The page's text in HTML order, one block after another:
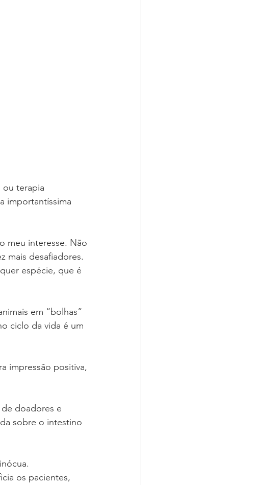
terapia
importantíssima
meu interesse. Não
mais desafiadores.
espécie, que é
em “bolhas”
ciclo da vida é um
impressão positiva,
doadores e
sobre o intestino
os pacientes,